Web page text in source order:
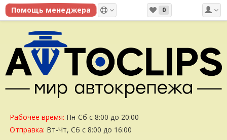
0
Рабочее время: Пн-Сб с 8:00 до 20:00
Отправка: Вт-Чт, Сб с 8:00 до 16:00